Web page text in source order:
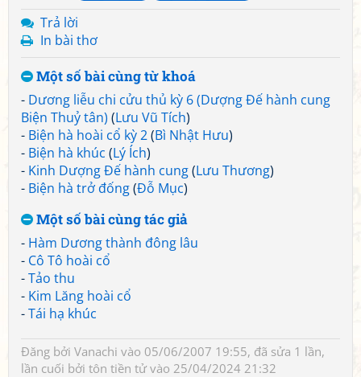
Trả lời
In bài thơ
Một số bài cùng từ khoá
- Dương liễu chi cửu thủ kỳ 6 (Dượng Đế hành cung
Biện Thuỷ tân) (Lưu Vũ Tích)
- Biện hà hoài cổ kỳ 2(Bì Nhật Hưu)
- Biện hà khúc (Lý Ích)
- Kinh Dượng Đế hành cung(Lưu Thương)
- Biện hà trở đống(Đỗ Mục)
Một số bài cùng tác giả
- Hàm Dương thành đông lâu
- Cô Tô hoài cổ
-Tảo thu
- Kim Lăng hoài cổ
-Tái hạ khúc
Đăng bởi Vanachi vào 05/06/2007 19:55, đã sửa 1 lần,
lần cuối bởi tôn tiền tửvào 25/04/2024 21:32